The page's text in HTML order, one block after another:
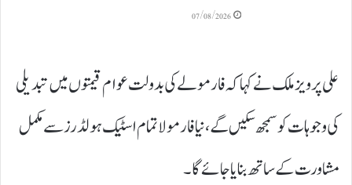
07/08/2026
علی پرویز ملک نے کہا کہ فارمولے کی بدولت عوام قیمتوں میں تبدیلی
کی وجوہات کو سمجھ سکیں گے، نیا فارمولا تمام اسٹیک ہولڈرز سے مکمل
مشاورت کے ساتھ بنایا جائے گا۔